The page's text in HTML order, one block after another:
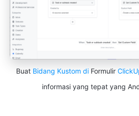
Buat Bidang Kustom di Formulir
informasi yang tepat yang